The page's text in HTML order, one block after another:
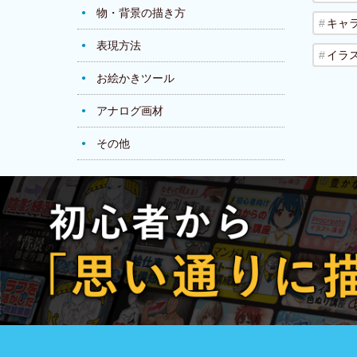
物・背景の描き方
表現方法
お絵かきツール
アナログ画材
その他
キャ
イラ